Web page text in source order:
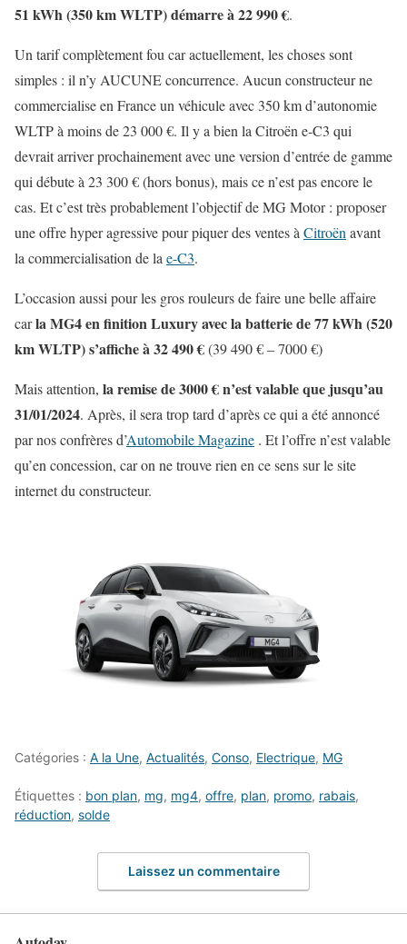
51 kWh (350 km WLTP) démarre à 22 990 €.
Un tarif complètement fou car actuellement, les choses sont
simples : il n’y AUCUNE concurrence. Aucun constructeur ne
commercialise en France un véhicule avec 350 km d’autonomie
WLTP à moins de 23 000 €. Il y a bien la Citroën e-C3 qui
devrait arriver prochainement avec une version d’entrée de gamme
qui débute à 23 300 € (hors bonus), mais ce n’est pas encore le
cas. Et c’est très probablement l’objectif de MG Motor : proposer
une offre hyper agressive pour piquer des ventes à Citroën avant
la commercialisation de la e-C3.
L’occasion aussi pour les gros rouleurs de faire une belle affaire
carla MG4 en finition Luxury avec la batterie de 77 kWh (520
km WLTP) s’affiche à 32 490 €(39 490 € – 7000 €)
Mais attention, la remise de 3000 € n’est valable que jusqu’au
31/01/2024. Après, il sera trop tard d’après ce qui a été annoncé
par nos confrères d’Automobile Magazine . Et l’offre n’est valable
qu’en concession, car on ne trouve rien en ce sens sur le site
internet du constructeur.
Catégories : A la Une, Actualités, Conso, Electrique, MG
Étiquettes : bon plan, mg, mg4, offre, plan, promo, rabais,
réduction, solde
Laissez un commentaire